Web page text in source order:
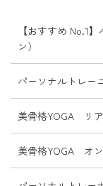
【おすすめ No.1
ン）
パーソナルトレー
美骨格YOGA リ
美骨格YOGA オ